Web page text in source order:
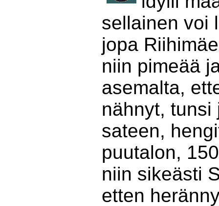
sellainen voi
jopa
niin pimeää
asemalta,
nähnyt, tunsi
sateen,
puutalon,
niin sikeästi
etten